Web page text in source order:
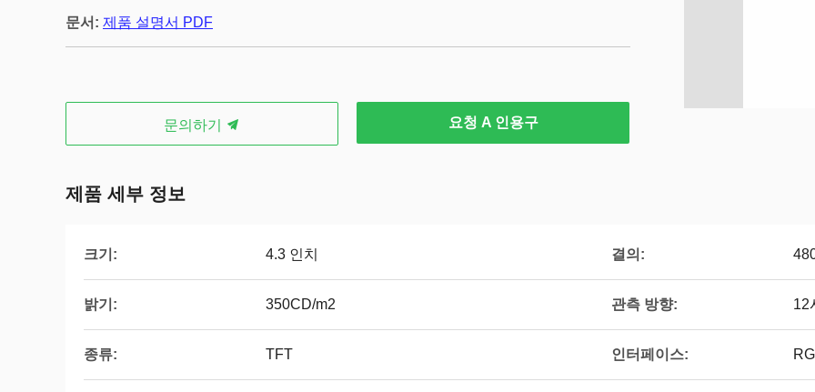
문서: 제품 설명서 PDF
문의하기 요청 A 인용구
제품 세부 정보
크기: 4.3 인치 결의:
밝기: 350CD/m2 관측 방향: 12
종류: TFT 인터페이스: